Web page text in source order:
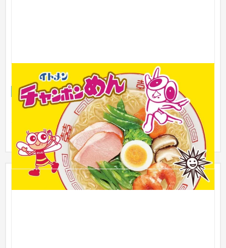
イトメン株式会社[兵庫県たつの市]
企業サイト 製造業 301〜500万円
日本で2番目に袋麺・カップ麺を作った老舗企業なのに知名度が
ない残念な会社イトメンを全力でアピールするコーポレートサ
イト。...